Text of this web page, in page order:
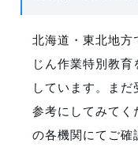
北海道・東北地
じん作業特別教
しています。ま
参考にしてみて
の各機関にてご確